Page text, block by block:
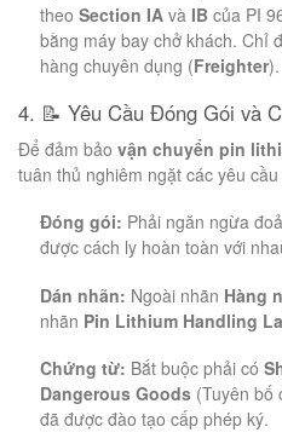
theoSection IA và IB của PI
bằng máy bay chở khách. Chỉ
hàng chuyên dụng (Freighter).
4. 📝 Yêu Cầu Đóng Gói và
Để đảm bảo vận chuyển pin
tuân thủ nghiêm ngặt các yêu cầu
Đóng gói: Phải ngăn ngừa
được cách ly hoàn toàn với
Dán nhãn: Ngoài nhãn Hàng
nhãn Pin Lithium Handling
Chứng từ: Bắt buộc phải có
Dangerous Goods (Tuyên bố
đã được đào tạo cấp phép ký.